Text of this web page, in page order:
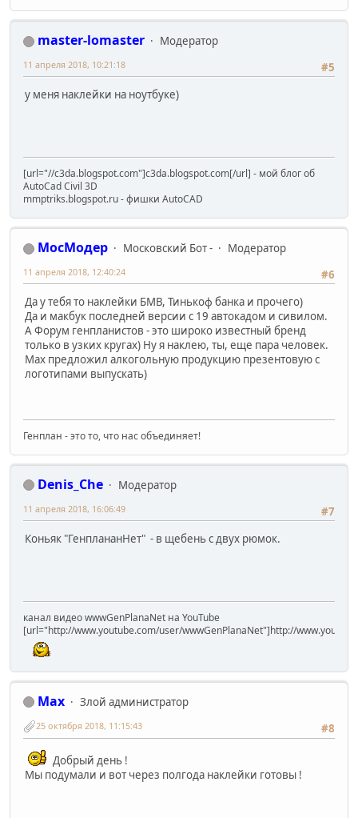
master-lomaster
Модератор
#5
11 апреля 2018, 10:21:18
у меня наклейки на ноутбуке)
[url="//c3da.blogspot.com"]c3da.blogspot.com[/url] - мой блог об
AutoCad Civil 3D
mmptriks.blogspot.ru - фишки AutoCAD
МосМодер Московский Бот -
Модератор
#6
11 апреля 2018, 12:40:24
Да у тебя то наклейки БМВ, Тинькоф банка и прочего)
Да и макбук последней версии с 19 автокадом и сивилом.
А Форум генпланистов - это широко известный бренд
только в узких кругах) Ну я наклею, ты, еще пара человек.
Мах предложил алкогольную продукцию презентовую с
логотипами выпускать)
Генплан - это то, что нас объединяет!
Denis_Che
Модератор
#7
11 апреля 2018, 16:06:49
Коньяк "ГенплананНет" - в щебень с двух рюмок.
канал видео wwwGenPlanaNet на YouTube
[url="http://www.youtube.com/user/wwwGenPlanaNet"]http://
Max
Злой администратор
#8
25 октября 2018, 11:15:43
Добрый день !
Мы подумали и вот через полгода наклейки готовы !